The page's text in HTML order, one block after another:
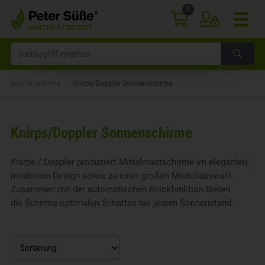
0
Knirps/Doppler Sonnenschirme
Knirps/Doppler Sonnenschirme
Knirps / Doppler produziert Mittelmastschirme im eleganten,
modernen Design sowie zu einer großen Modellauswahl.
Zusammen mit der automatischen Knickfunktion bieten
die Schirme optimalen Schatten bei jedem Sonnenstand.